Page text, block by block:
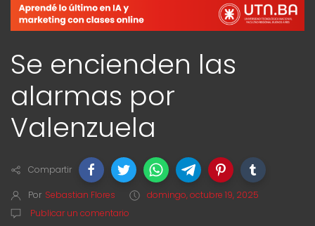
Se encienden las
alarmas por
Valenzuela
Compartir
Por Sebastian Flores
domingo, octubre 19, 2025
Publicar un comentario